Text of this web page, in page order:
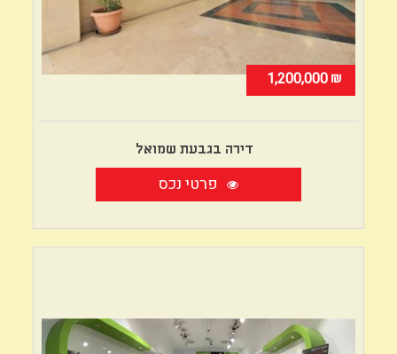
1,200,000 ₪
דירה בגבעת שמואל
פרטי נכס